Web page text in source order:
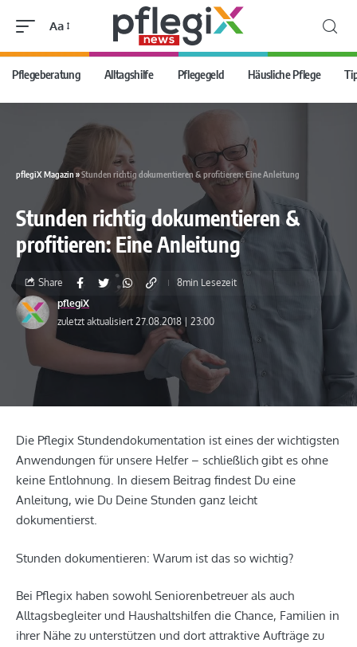
Aa
Pflegeberatung Alltagshilfe Pflegegeld Häusliche Pflege
pflegiX Magazin»Stunden richtig dokumentieren & profitieren: Eine Anleitung
Stunden richtig dokumentieren &
profitieren: Eine Anleitung
zuletzt aktualisiert 27.08.2018 | 23:00
pflegiX
Share 8min Lesezeit
Die Pflegix Stundendokumentation ist eines der wichtigsten
Anwendungen für unsere Helfer – schließlich gibt es ohne
keine Entlohnung. In diesem Beitrag findest Du eine
Anleitung, wie Du Deine Stunden ganz leicht
dokumentierst.
Stunden dokumentieren: Warum ist das so wichtig?
Bei Pflegix haben sowohl Seniorenbetreuer als auch
Alltagsbegleiter und Haushaltshilfen die Chance, Familien in
ihrer Nähe zu unterstützen und dort attraktive Aufträge zu